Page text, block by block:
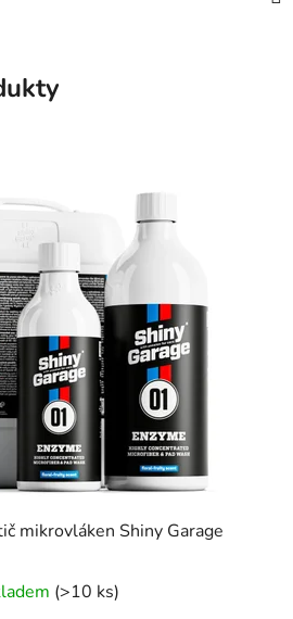
mikrovláken Shiny Garage
hodnocení
(>10 ks)